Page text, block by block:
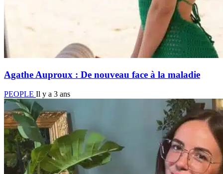
Agathe Auproux : De nouveau face à la maladie
PEOPLE Il y a 3 ans